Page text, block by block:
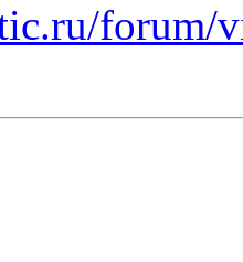
forum/